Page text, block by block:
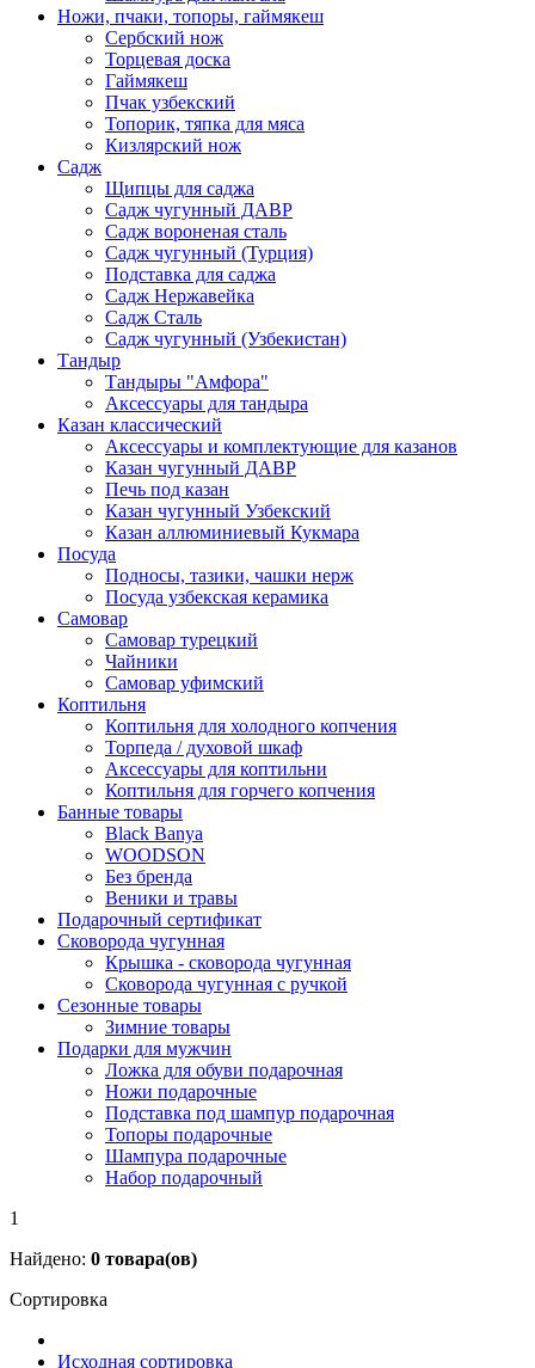
Ножи, пчаки, топоры, гаймякеш
Сербский нож
Торцевая доска
Гаймякеш
Пчак узбекский
Топорик, тяпка для мяса
Кизлярский нож
Садж
Щипцы для саджа
Садж чугунный ДАВР
Садж вороненая сталь
Садж чугунный (Турция)
Подставка для саджа
Садж Нержавейка
Садж Сталь
Садж чугунный (Узбекистан)
Тандыр
Тандыры "Амфора"
Аксессуары для тандыра
Казан классический
Аксессуары и комплектующие для казанов
Казан чугунный ДАВР
Печь под казан
Казан чугунный Узбекский
Казан аллюминиевый Кукмара
Посуда
Подносы, тазики, чашки нерж
Посуда узбекская керамика
Самовар
Самовар турецкий
Чайники
Самовар уфимский
Коптильня
Коптильня для холодного копчения
Торпеда / духовой шкаф
Аксессуары для коптильни
Коптильня для горчего копчения
Банные товары
Black Banya
WOODSON
Без бренда
Веники и травы
Подарочный сертификат
Сковорода чугунная
Крышка - сковорода чугунная
Сковорода чугунная с ручкой
Сезонные товары
Зимние товары
Подарки для мужчин
Ложка для обуви подарочная
Ножи подарочные
Подставка под шампур подарочная
Топоры подарочные
Шампура подарочные
Набор подарочный
1
Найдено: 0 товара(ов)
Сортировка
Исходная сортировка